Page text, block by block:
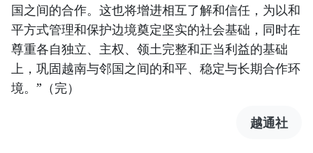
国之间的合作。这也将增进相互了解和信任，为以和
平方式管理和保护边境奠定坚实的社会基础，同时在
尊重各自独立、主权、领土完整和正当利益的基础
上，巩固越南与邻国之间的和平、稳定与长期合作环
境。”（完）
越通社